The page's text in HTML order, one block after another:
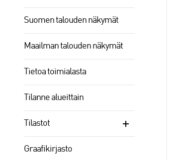
Suomen talouden näkymät
Maailman talouden näkymät
Tietoa toimialasta
Tilanne alueittain
Tilastot
Graafikirjasto